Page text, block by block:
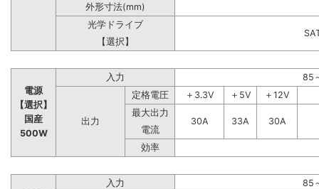
外形寸法(mm)
光学ドライブ
【選択】
電源
【選択】
国産
500W
入力 85
出力
定格電圧 ＋3.3V ＋5V
＋12V
最大出力
30A
33A
30A
電流
効率
入力 85